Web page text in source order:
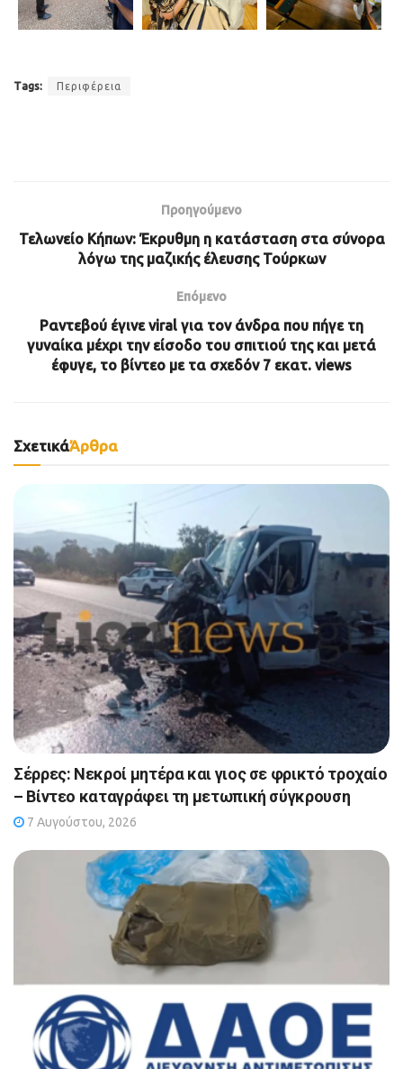
Tags: Περιφέρεια
Προηγούμενο
Τελωνείο Κήπων: Έκρυθμη η κατάσταση στα σύνορα
λόγω της μαζικής έλευσης Τούρκων
Επόμενο
Ραντεβού έγινε viral για τον άνδρα που πήγε τη
γυναίκα μέχρι την είσοδο του σπιτιού της και μετά
έφυγε, το βίντεο με τα σχεδόν 7 εκατ. views
ΣχετικάΆρθρα
Σέρρες: Νεκροί μητέρα και γιος σε φρικτό τροχαίο
– Βίντεο καταγράφει τη μετωπική σύγκρουση
7 Αυγούστου, 2026